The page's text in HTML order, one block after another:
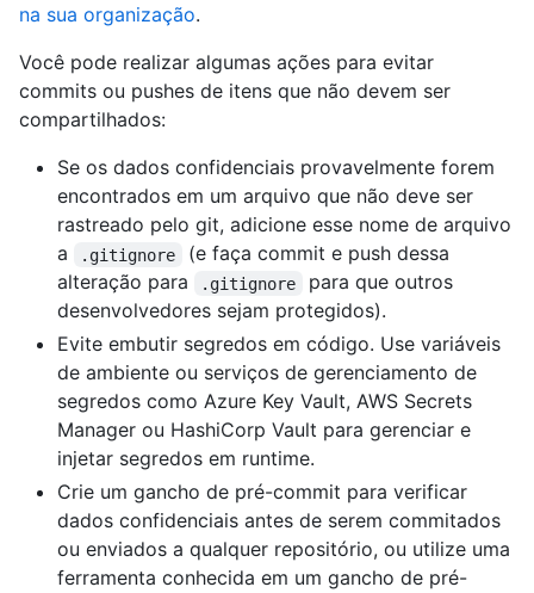
na sua organização.
Você pode realizar algumas ações para evitar
commits ou pushes de itens que não devem ser
compartilhados:
Se os dados confidenciais provavelmente forem
encontrados em um arquivo que não deve ser
rastreado pelo git, adicione esse nome de arquivo
a
.gitignore
(e faça commit e push dessa
alteração para
.gitignore
para que outros
desenvolvedores sejam protegidos).
Evite embutir segredos em código. Use variáveis
de ambiente ou serviços de gerenciamento de
segredos como Azure Key Vault, AWS Secrets
Manager ou HashiCorp Vault para gerenciar e
injetar segredos em runtime.
Crie um gancho de pré-commit para verificar
dados confidenciais antes de serem commitados
ou enviados a qualquer repositório, ou utilize uma
ferramenta conhecida em um gancho de pré-